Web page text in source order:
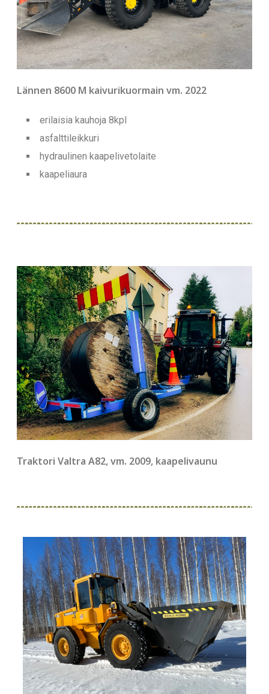
Lännen 8600 M kaivurikuormain vm. 2022
erilaisia kauhoja 8kpl
asfalttileikkuri
hydraulinen kaapelivetolaite
kaapeliaura
Traktori Valtra A82, vm. 2009, kaapelivaunu